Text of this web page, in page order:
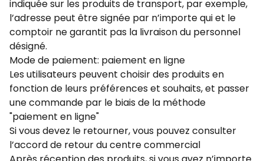
indiquée sur les produits de transport, par exemple,
l’adresse peut être signée par n’importe qui et le
comptoir ne garantit pas la livraison du personnel
désigné.
Mode de paiement: paiement en ligne
Les utilisateurs peuvent choisir des produits en
fonction de leurs préférences et souhaits, et passer
une commande par le biais de la méthode
"paiement en ligne"
Si vous devez le retourner, vous pouvez consulter
l’accord de retour du centre commercial